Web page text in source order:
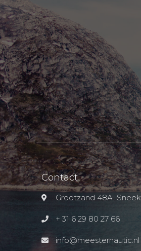
Contact
Grootzand 48A, Sneek
+ 31 6 29 80 27 66
info@meesternautic.nl